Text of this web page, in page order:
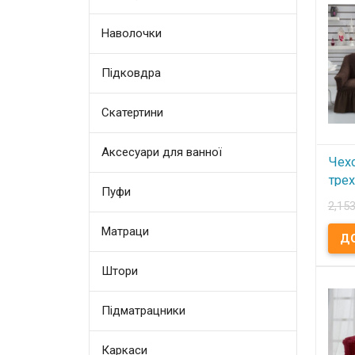
Наволочки
Підковдра
Скатертини
Аксесуари для ванної
Пуфи
Матраци
Штори
Підматрацники
Каркаси
В
см.